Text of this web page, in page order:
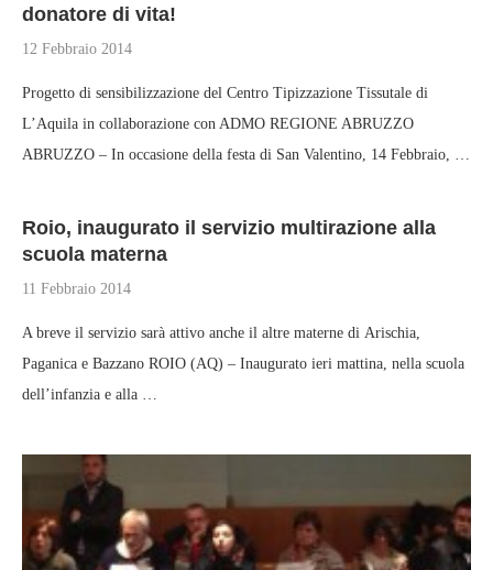
donatore di vita!
12 Febbraio 2014
Progetto di sensibilizzazione del Centro Tipizzazione Tissutale di
L’Aquila in collaborazione con ADMO REGIONE ABRUZZO
ABRUZZO – In occasione della festa di San Valentino, 14 Febbraio, …
Roio, inaugurato il servizio multirazione alla
scuola materna
11 Febbraio 2014
A breve il servizio sarà attivo anche il altre materne di Arischia,
Paganica e Bazzano ROIO (AQ) – Inaugurato ieri mattina, nella scuola
dell’infanzia e alla …